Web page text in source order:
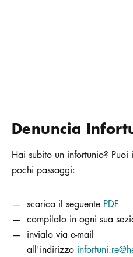
Denuncia
Hai subito un infortunio?
pochi passaggi:
scarica il seguente PDF
compilalo in ogni sua
invialo via e-mail
all'indirizzo